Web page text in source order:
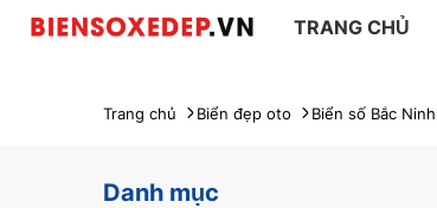
TRANG CHỦ
Trang chủ Biển đẹp oto Biển số Bắc Ninh
Danh mục